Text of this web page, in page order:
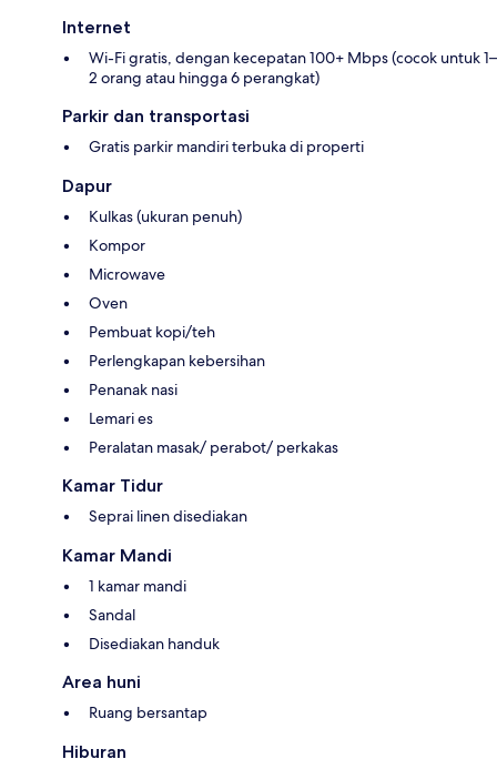
Internet
Wi-Fi gratis, dengan kecepatan 100+ Mbps (cocok untuk 1–
2 orang atau hingga 6 perangkat)
Parkir dan transportasi
Gratis parkir mandiri terbuka di properti
Dapur
Kulkas (ukuran penuh)
Kompor
Microwave
Oven
Pembuat kopi/teh
Perlengkapan kebersihan
Penanak nasi
Lemari es
Peralatan masak/ perabot/ perkakas
Kamar Tidur
Seprai linen disediakan
Kamar Mandi
1 kamar mandi
Sandal
Disediakan handuk
Area huni
Ruang bersantap
Hiburan